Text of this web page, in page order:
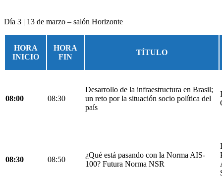
Día 3 | 13 de marzo – salón Horizonte
HORA
INICIO
HORA
FIN
TÍTULO
08:00 08:30
Desarrollo de la infraestructura en Brasil;
un reto por la situación socio política del
país
08:30 08:50
¿Qué está pasando con la Norma AIS-
100? Futura Norma NSR